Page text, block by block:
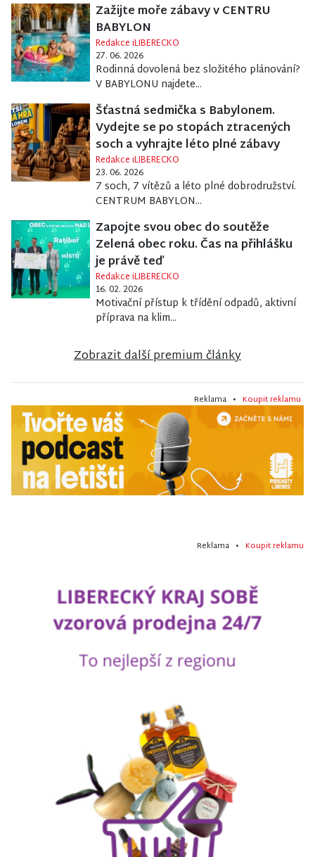
Zažijte moře zábavy v CENTRU
BABYLON
Redakce iLIBERECKO
27. 06. 2026
Rodinná dovolená bez složitého plánování?
V BABYLONU najdete...
Šťastná sedmička s Babylonem.
Vydejte se po stopách ztracených
soch a vyhrajte léto plné zábavy
Redakce iLIBERECKO
23. 06. 2026
7 soch, 7 vítězů a léto plné dobrodružství.
CENTRUM BABYLON...
Zapojte svou obec do soutěže
Zelená obec roku. Čas na přihlášku
je právě teď
Redakce iLIBERECKO
16. 02. 2026
Motivační přístup k třídění odpadů, aktivní
příprava na klim...
Zobrazit další premium články
Reklama • Koupit reklamu
Reklama • Koupit reklamu